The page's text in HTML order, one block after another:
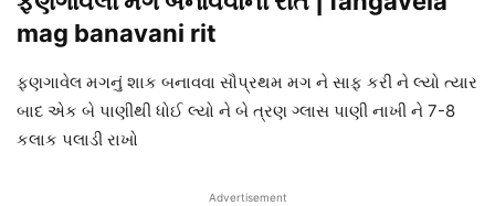
mag banavani rit
ફણગાવેલ મગનું શાક બનાવવા સૌપ્રથમ મગ ને સાફ કરી ને લ્યો ત્યાર
બાદ એક બે પાણીથી ધોઈ લ્યો ને બે ત્રણ ગ્લાસ પાણી નાખી ને 7-8
કલાક પલાડી રાખો
Advertisement